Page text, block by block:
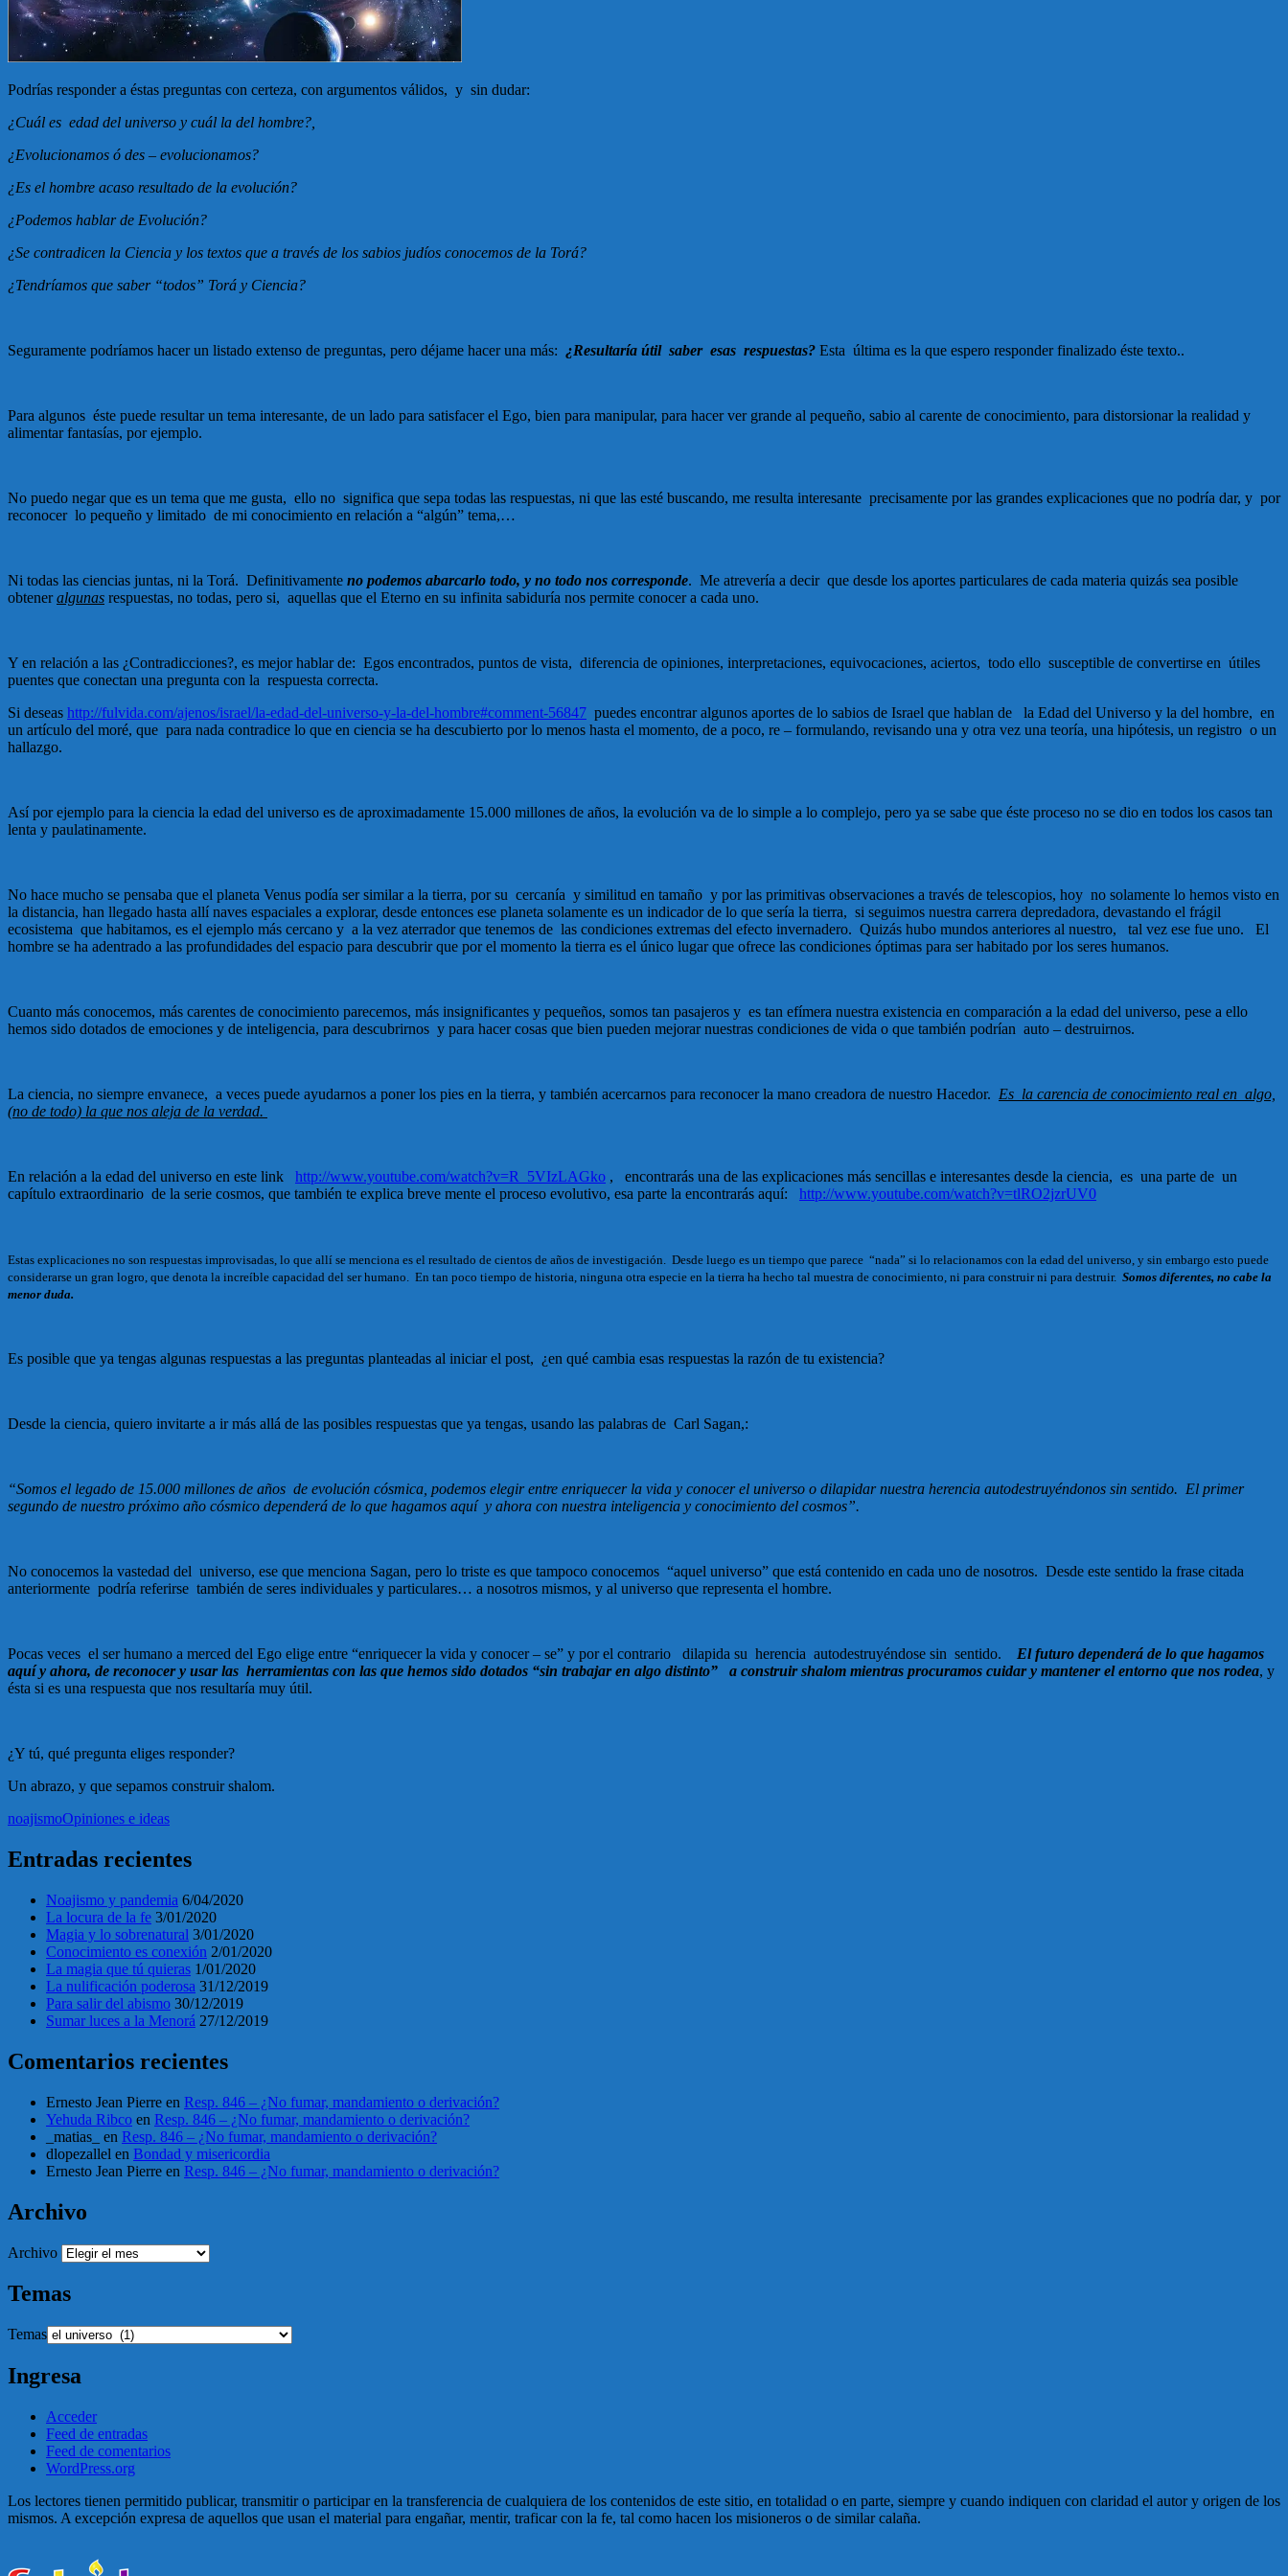
Podrías responder a éstas preguntas con certeza, con argumentos válidos, y sin dudar:
¿Cuál es edad del universo y cuál la del hombre?,
¿Evolucionamos ó des – evolucionamos?
¿Es el hombre acaso resultado de la evolución?
¿Podemos hablar de Evolución?
¿Se contradicen la Ciencia y los textos que a través de los sabios judíos conocemos de la Torá?
¿Tendríamos que saber “todos” Torá y Ciencia?
Seguramente podríamos hacer un listado extenso de preguntas, pero déjame hacer una más: ¿Resultaría útil saber esas respuestas? Esta última es la que espero responder finalizado éste texto..
Para algunos éste puede resultar un tema interesante, de un lado para satisfacer el Ego, bien para manipular, para hacer ver grande al pequeño, sabio al carente de conocimiento, para distorsionar la realidad y
alimentar fantasías, por ejemplo.
No puedo negar que es un tema que me gusta, ello no significa que sepa todas las respuestas, ni que las esté buscando, me resulta interesante precisamente por las grandes explicaciones que no podría dar, y por
reconocer lo pequeño y limitado de mi conocimiento en relación a “algún” tema,…
Ni todas las ciencias juntas, ni la Torá. Definitivamente no podemos abarcarlo todo, y no todo nos corresponde. Me atrevería a decir que desde los aportes particulares de cada materia quizás sea posible
obteneralgunas respuestas, no todas, pero si, aquellas que el Eterno en su infinita sabiduría nos permite conocer a cada uno.
Y en relación a las ¿Contradicciones?, es mejor hablar de: Egos encontrados, puntos de vista, diferencia de opiniones, interpretaciones, equivocaciones, aciertos, todo ello susceptible de convertirse en útiles
puentes que conectan una pregunta con la respuesta correcta.
Si deseas http://fulvida.com/ajenos/israel/la-edad-del-universo-y-la-del-hombre#comment-56847 puedes encontrar algunos aportes de lo sabios de Israel que hablan de la Edad del Universo y la del hombre, en
un artículo del moré, que para nada contradice lo que en ciencia se ha descubierto por lo menos hasta el momento, de a poco, re – formulando, revisando una y otra vez una teoría, una hipótesis, un registro o un
hallazgo.
Así por ejemplo para la ciencia la edad del universo es de aproximadamente 15.000 millones de años, la evolución va de lo simple a lo complejo, pero ya se sabe que éste proceso no se dio en todos los casos tan
lenta y paulatinamente.
No hace mucho se pensaba que el planeta Venus podía ser similar a la tierra, por su cercanía y similitud en tamaño y por las primitivas observaciones a través de telescopios, hoy no solamente lo hemos visto en
la distancia, han llegado hasta allí naves espaciales a explorar, desde entonces ese planeta solamente es un indicador de lo que sería la tierra, si seguimos nuestra carrera depredadora, devastando el frágil
ecosistema que habitamos, es el ejemplo más cercano y a la vez aterrador que tenemos de las condiciones extremas del efecto invernadero. Quizás hubo mundos anteriores al nuestro, tal vez ese fue uno. El
hombre se ha adentrado a las profundidades del espacio para descubrir que por el momento la tierra es el único lugar que ofrece las condiciones óptimas para ser habitado por los seres humanos.
Cuanto más conocemos, más carentes de conocimiento parecemos, más insignificantes y pequeños, somos tan pasajeros y es tan efímera nuestra existencia en comparación a la edad del universo, pese a ello
hemos sido dotados de emociones y de inteligencia, para descubrirnos y para hacer cosas que bien pueden mejorar nuestras condiciones de vida o que también podrían auto – destruirnos.
La ciencia, no siempre envanece, a veces puede ayudarnos a poner los pies en la tierra, y también acercarnos para reconocer la mano creadora de nuestro Hacedor. Es la carencia de conocimiento real en algo,
(no de todo) la que nos aleja de la verdad.
En relación a la edad del universo en este link http://www.youtube.com/watch?v=R_5VIzLAGko , encontrarás una de las explicaciones más sencillas e interesantes desde la ciencia, es una parte de un
capítulo extraordinario de la serie cosmos, que también te explica breve mente el proceso evolutivo, esa parte la encontrarás aquí: http://www.youtube.com/watch?v=tlRO2jzrUV0
Estas explicaciones no son respuestas improvisadas, lo que allí se menciona es el resultado de cientos de años de investigación. Desde luego es un tiempo que parece “nada” si lo relacionamos con la edad del universo, y sin embargo esto puede
considerarse un gran logro, que denota la increíble capacidad del ser humano. En tan poco tiempo de historia, ninguna otra especie en la tierra ha hecho tal muestra de conocimiento, ni para construir ni para destruir. Somos diferentes, no cabe la
menor duda.
Es posible que ya tengas algunas respuestas a las preguntas planteadas al iniciar el post, ¿en qué cambia esas respuestas la razón de tu existencia?
Desde la ciencia, quiero invitarte a ir más allá de las posibles respuestas que ya tengas, usando las palabras de Carl Sagan,:
“Somos el legado de 15.000 millones de años de evolución cósmica, podemos elegir entre enriquecer la vida y conocer el universo o dilapidar nuestra herencia autodestruyéndonos sin sentido. El primer
segundo de nuestro próximo año cósmico dependerá de lo que hagamos aquí y ahora con nuestra inteligencia y conocimiento del cosmos”.
No conocemos la vastedad del universo, ese que menciona Sagan, pero lo triste es que tampoco conocemos “aquel universo” que está contenido en cada uno de nosotros. Desde este sentido la frase citada
anteriormente podría referirse también de seres individuales y particulares… a nosotros mismos, y al universo que representa el hombre.
Pocas veces el ser humano a merced del Ego elige entre “enriquecer la vida y conocer – se” y por el contrario dilapida su herencia autodestruyéndose sin sentido. El futuro dependerá de lo que hagamos
aquí y ahora, de reconocer y usar las herramientas con las que hemos sido dotados “sin trabajar en algo distinto” a construir shalom mientras procuramos cuidar y mantener el entorno que nos rodea, y
ésta si es una respuesta que nos resultaría muy útil.
¿Y tú, qué pregunta eliges responder?
Un abrazo, y que sepamos construir shalom.
noajismoOpiniones e ideas
Entradas recientes
Noajismo y pandemia 6/04/2020
La locura de la fe 3/01/2020
Magia y lo sobrenatural 3/01/2020
Conocimiento es conexión 2/01/2020
La magia que tú quieras 1/01/2020
La nulificación poderosa 31/12/2019
Para salir del abismo 30/12/2019
Sumar luces a la Menorá 27/12/2019
Comentarios recientes
Ernesto Jean Pierre en Resp. 846 – ¿No fumar, mandamiento o derivación?
Yehuda Ribco en Resp. 846 – ¿No fumar, mandamiento o derivación?
_matias_
en Resp. 846 – ¿No fumar, mandamiento o derivación?
dlopezallel en Bondad y misericordia
Ernesto Jean Pierre en Resp. 846 – ¿No fumar, mandamiento o derivación?
Archivo
Archivo
Temas
Temas
Ingresa
Acceder
Feed de entradas
Feed de comentarios
WordPress.org
Los lectores tienen permitido publicar, transmitir o participar en la transferencia de cualquiera de los contenidos de este sitio, en totalidad o en parte, siempre y cuando indiquen con claridad el autor y origen de los
mismos. A excepción expresa de aquellos que usan el material para engañar, mentir, traficar con la fe, tal como hacen los misioneros o de similar calaña.